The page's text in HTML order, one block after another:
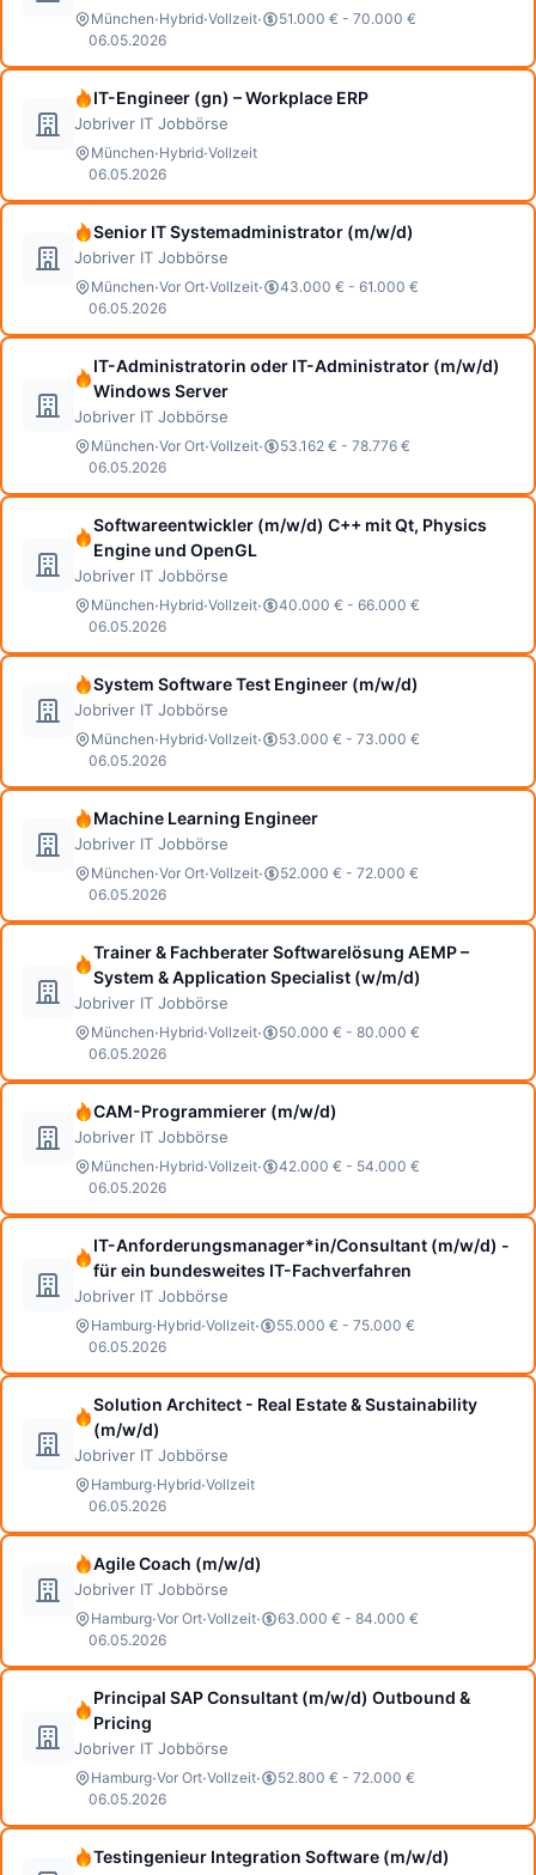
München·Hybrid·Vollzeit·
51.000 € - 70.000 €
06.05.2026
IT-Engineer (gn) – Workplace ERP
Jobriver IT Jobbörse
München·Hybrid·Vollzeit
06.05.2026
Senior IT Systemadministrator (m/w/d)
Jobriver IT Jobbörse
München·Vor Ort·Vollzeit·
43.000 € - 61.000 €
06.05.2026
IT-Administratorin oder IT-Administrator (m/w/d)
Windows Server
Jobriver IT Jobbörse
München·Vor Ort·Vollzeit·
53.162 € - 78.776 €
06.05.2026
Softwareentwickler (m/w/d) C++ mit Qt, Physics
Engine und OpenGL
Jobriver IT Jobbörse
München·Hybrid·Vollzeit·
40.000 € - 66.000 €
06.05.2026
System Software Test Engineer (m/w/d)
Jobriver IT Jobbörse
München·Hybrid·Vollzeit·
53.000 € - 73.000 €
06.05.2026
Machine Learning Engineer
Jobriver IT Jobbörse
München·Vor Ort·Vollzeit·
52.000 € - 72.000 €
06.05.2026
Trainer & Fachberater Softwarelösung AEMP –
System & Application Specialist (w/m/d)
Jobriver IT Jobbörse
München·Hybrid·Vollzeit·
50.000 € - 80.000 €
06.05.2026
CAM-Programmierer (m/w/d)
Jobriver IT Jobbörse
München·Hybrid·Vollzeit·
42.000 € - 54.000 €
06.05.2026
IT-Anforderungsmanager*in/Consultant (m/w/d) -
für ein bundesweites IT-Fachverfahren
Jobriver IT Jobbörse
Hamburg·Hybrid·Vollzeit·
55.000 € - 75.000 €
06.05.2026
Solution Architect - Real Estate & Sustainability
(m/w/d)
Jobriver IT Jobbörse
Hamburg·Hybrid·Vollzeit
06.05.2026
Agile Coach (m/w/d)
Jobriver IT Jobbörse
Hamburg·Vor Ort·Vollzeit·
63.000 € - 84.000 €
06.05.2026
Principal SAP Consultant (m/w/d) Outbound &
Pricing
Jobriver IT Jobbörse
Hamburg·Vor Ort·Vollzeit·
52.800 € - 72.000 €
06.05.2026
Testingenieur Integration Software (m/w/d)